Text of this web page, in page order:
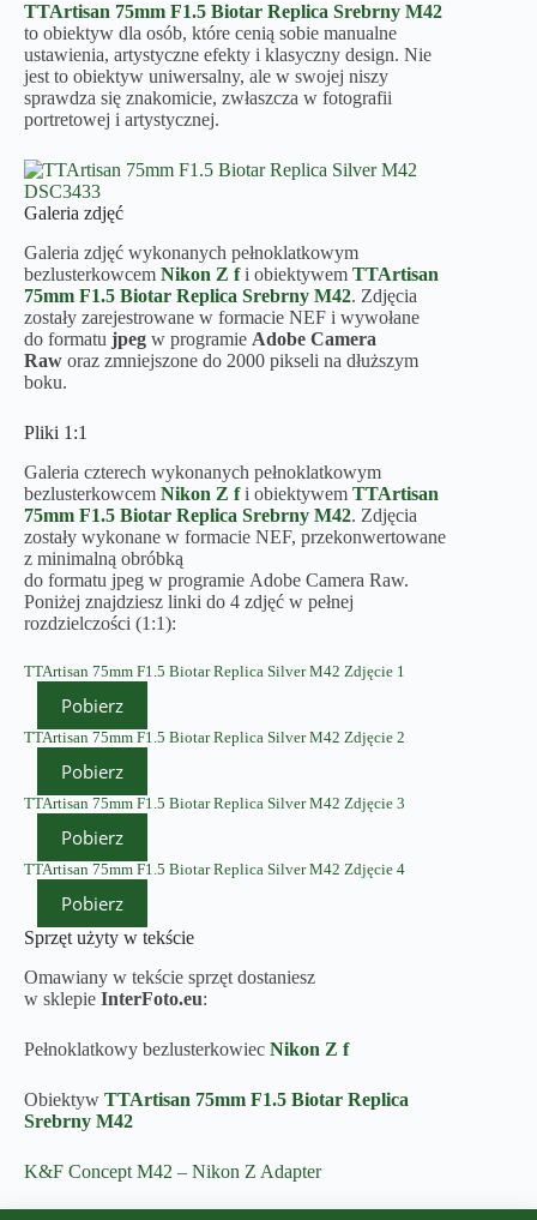
TTArtisan 75mm F1.5 Biotar Replica Srebrny M42
to obiektyw dla osób, które cenią sobie manualne
ustawienia, artystyczne efekty i klasyczny design. Nie
jest to obiektyw uniwersalny, ale w swojej niszy
sprawdza się znakomicie, zwłaszcza w fotografii
portretowej i artystycznej.
Galeria zdjęć
Galeria zdjęć wykonanych pełnoklatkowym
bezlusterkowcem Nikon Z fi obiektywem TTArtisan
75mm F1.5 Biotar Replica Srebrny M42. Zdjęcia
zostały zarejestrowane w formacie NEF i wywołane
do formatu jpeg w programie Adobe Camera
Raw oraz zmniejszone do 2000 pikseli na dłuższym
boku.
Pliki 1:1
Galeria czterech wykonanych pełnoklatkowym
bezlusterkowcem Nikon Z fi obiektywem TTArtisan
75mm F1.5 Biotar Replica Srebrny M42. Zdjęcia
zostały wykonane w formacie NEF, przekonwertowane
z minimalną obróbką
do formatu jpeg w programie Adobe Camera Raw.
Poniżej znajdziesz linki do 4 zdjęć w pełnej
rozdzielczości (1:1):
TTArtisan 75mm F1.5 Biotar Replica Silver M42 Zdjęcie 1
Pobierz
TTArtisan 75mm F1.5 Biotar Replica Silver M42 Zdjęcie 2
Pobierz
TTArtisan 75mm F1.5 Biotar Replica Silver M42 Zdjęcie 3
Pobierz
TTArtisan 75mm F1.5 Biotar Replica Silver M42 Zdjęcie 4
Pobierz
Sprzęt użyty w tekście
Omawiany w tekście sprzęt dostaniesz
w sklepie InterFoto.eu:
Pełnoklatkowy bezlusterkowiec Nikon Z f
Obiektyw TTArtisan 75mm F1.5 Biotar Replica
Srebrny M42
K&F Concept M42 – Nikon Z Adapter